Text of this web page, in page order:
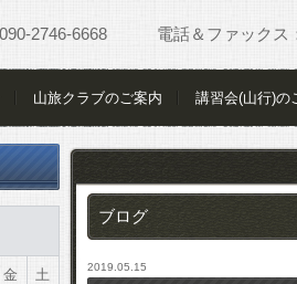
090-2746-6668電話＆ファックス
山旅クラブのご案内 講習会(山行)の
ブログ
2019.05.15
金 土